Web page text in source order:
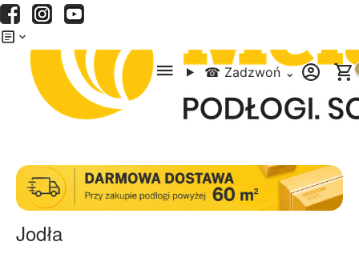
☎ Zadzwoń ⌄
Jodła